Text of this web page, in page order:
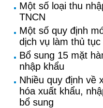
Một số loại thu
TNCN
Một số quy định
dịch vụ làm thủ
Bổ sung 15 mặt
nhập khẩu
Nhiều quy định về
hóa xuất khẩu,
bổ sung